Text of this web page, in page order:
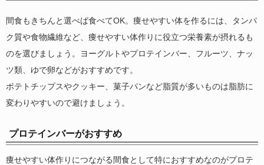
間食もきちんと選べば食べてOK。痩せやすい体を作るには、タンパ
ク質や食物繊維など、痩せやすい体作りに役立つ栄養素が摂れるも
のを選びましょう。ヨーグルトやプロテインバー、フルーツ、ナッ
ツ類、ゆで卵などがおすすめです。
ポテトチップスやクッキー、菓子パンなど脂質が多いものは脂肪に
変わりやすいので避けましょう。
プロテインバーがおすすめ
痩せやすい体作りにつながる間食として特におすすめなのがプロテ